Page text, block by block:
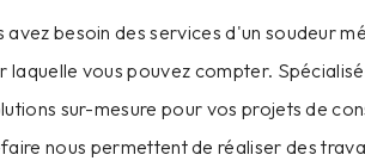
avez besoin des services d'un soudeur
laquelle vous pouvez compter.
sur-mesure pour vos projets de
nous permettent de réaliser des